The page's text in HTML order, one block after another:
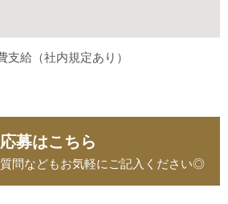
給（社内規定あり）
応募はこちら
問などもお気軽にご記入ください◎